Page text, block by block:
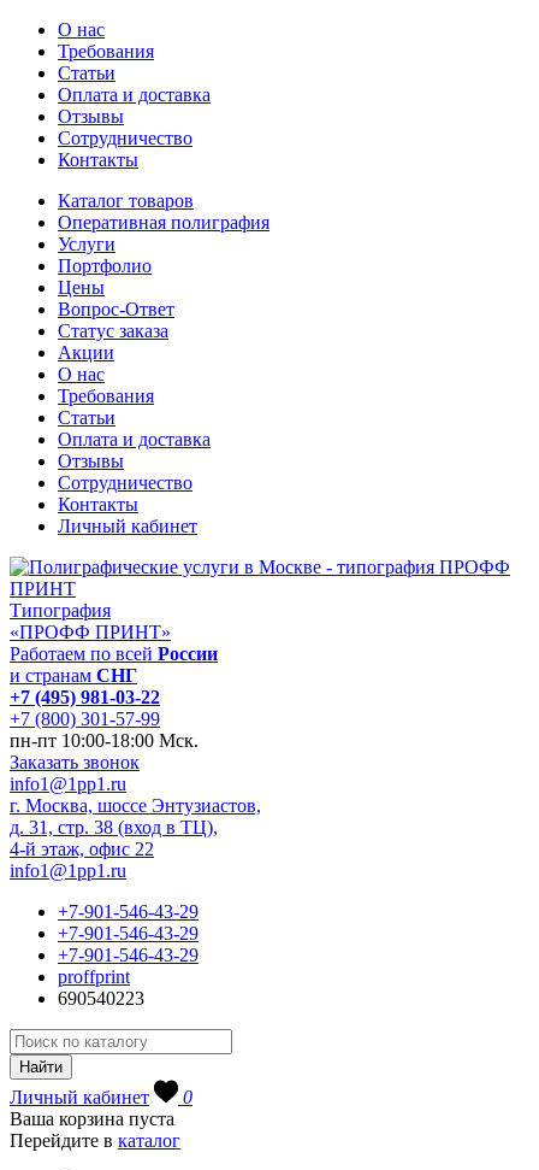
О нас
Требования
Статьи
Оплата и доставка
Отзывы
Сотрудничество
Контакты
Каталог товаров
Оперативная полиграфия
Услуги
Портфолио
Цены
Вопрос-Ответ
Статус заказа
Акции
О нас
Требования
Статьи
Оплата и доставка
Отзывы
Сотрудничество
Контакты
Личный кабинет
Типография
«ПРОФФ ПРИНТ»
Работаем по всей России
и странам СНГ
+7 (495) 981-03-22
+7 (800) 301-57-99
пн-пт 10:00-18:00 Мск.
Заказать звонок
info1@1pp1.ru
г. Москва, шоссе Энтузиастов,
д. 31, стр. 38 (вход в ТЦ),
4-й этаж, офис 22
info1@1pp1.ru
+7-901-546-43-29
+7-901-546-43-29
+7-901-546-43-29
proffprint
690540223
Личный кабинет
0
Ваша корзина пуста
Перейдите в каталог